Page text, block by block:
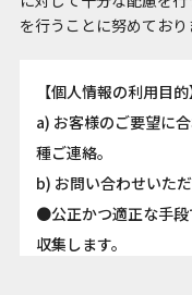
を行うことに努めており
【個人情報の利用目的
a) お客様のご要望に
種ご連絡。
b) お問い合わせいた
●公正かつ適正な手段
収集します。